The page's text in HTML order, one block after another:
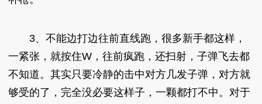
3、不能边打边往前直线跑，很多新手都这样，
一紧张，就按住W，往前疯跑，还扫射，子弹飞去都
不知道。其实只要冷静的击中对方几发子弹，对方就
够受的了，完全没必要这样子，一颗都打不中。对于